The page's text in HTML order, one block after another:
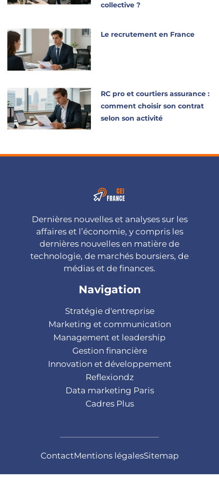
collective ?
Le recrutement en France
RC pro et courtiers assurance :
comment choisir son contrat
selon son activité
Dernières nouvelles et analyses sur les
affaires et l’économie, y compris les
dernières nouvelles en matière de
technologie, de marchés boursiers, de
médias et de finances.
Navigation
Stratégie d'entreprise
Marketing et communication
Management et leadership
Gestion financière
Innovation et développement
Reflexiondz
Data marketing Paris
Cadres Plus
ContactMentions légalesSitemap